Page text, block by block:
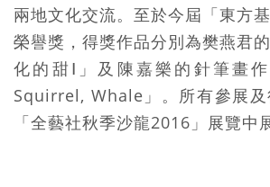
兩地文化交流。至於今屆「東方
榮譽獎，得獎作品分別為樊燕君
化的甜Ⅰ」及陳嘉樂的針筆畫
Squirrel, Whale」。所有參展及
「全藝社秋季沙龍2016」展覽中